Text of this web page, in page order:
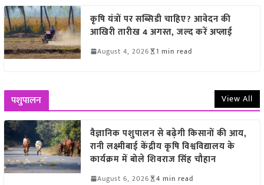
कृषि यंत्रों पर सब्सिडी चाहिए? आवेदन की
आखिरी तारीख 4 अगस्त, जल्द करें अप्लाई
August 4, 2026 1 min read
पशुपालन View All
वैज्ञानिक पशुपालन से बढ़ेगी किसानों की आय,
रानी लक्ष्मीबाई केंद्रीय कृषि विश्वविद्यालय के
कार्यक्रम में बोले शिवराज सिंह चौहान
August 6, 2026 4 min read